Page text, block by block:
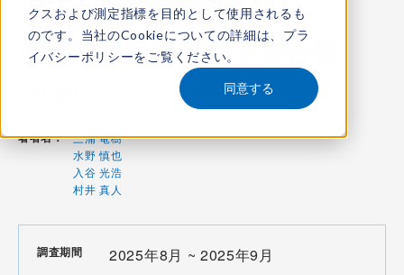
クスおよび測定指標を目的として使用されるも
のです。当社のCookieについての詳細は、 プラ
イバシーポリシーをご覧ください。
同意する
コンテンツ番号：S-26000100発刊日： 2025年11月18日
国内IT投資動向調査報告書
著者名： 三浦 竜樹
水野 慎也
入谷 光浩
村井 真人
調査期間 2025年8月 ~ 2025年9月